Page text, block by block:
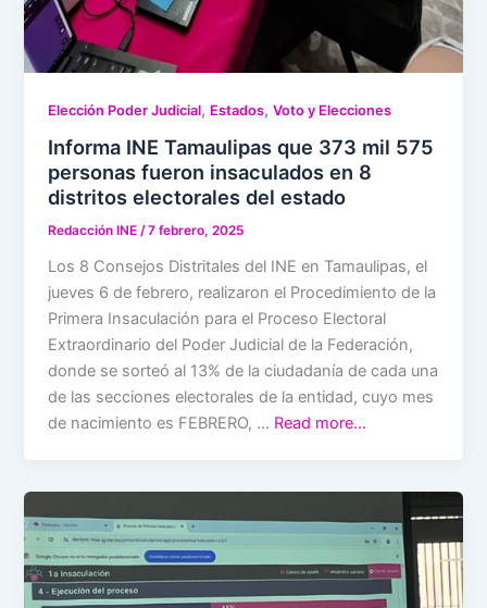
Elección Poder Judicial, Estados,Voto y Elecciones
Informa INE Tamaulipas que 373 mil 575
personas fueron insaculados en 8
distritos electorales del estado
Redacción INE/7 febrero, 2025
Los 8 Consejos Distritales del INE en Tamaulipas, el
jueves 6 de febrero, realizaron el Procedimiento de la
Primera Insaculación para el Proceso Electoral
Extraordinario del Poder Judicial de la Federación,
donde se sorteó al 13% de la ciudadanía de cada una
de las secciones electorales de la entidad, cuyo mes
de nacimiento es FEBRERO, … Read more…